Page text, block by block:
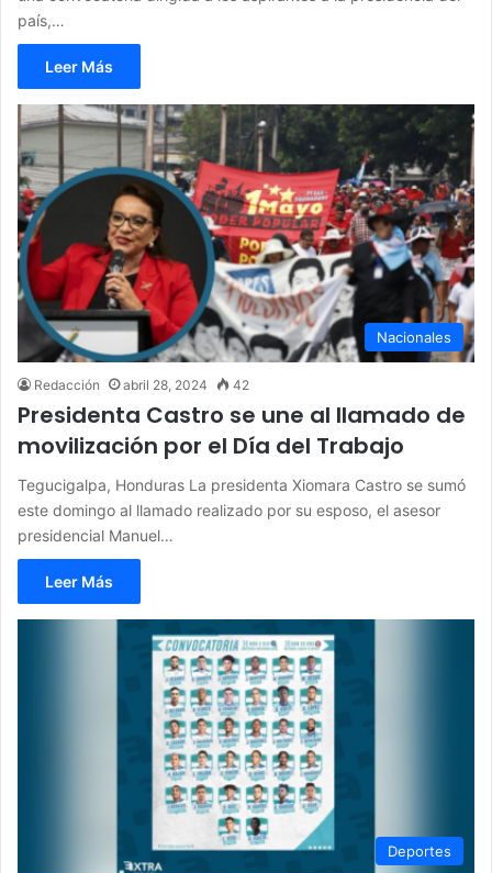
país,…
Leer Más
Nacionales
Redacción abril 28, 2024 42
Presidenta Castro se une al llamado de
movilización por el Día del Trabajo
Tegucigalpa, Honduras La presidenta Xiomara Castro se sumó
este domingo al llamado realizado por su esposo, el asesor
presidencial Manuel…
Leer Más
Deportes